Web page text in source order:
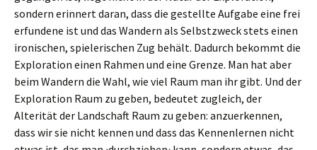
sondern erinnert daran, dass die gestellte Aufgabe eine frei
erfundene ist und das Wandern als Selbstzweck stets einen
ironischen, spielerischen Zug behält. Dadurch bekommt die
Exploration einen Rahmen und eine Grenze. Man hat aber
beim Wandern die Wahl, wie viel Raum man ihr gibt. Und der
Exploration Raum zu geben, bedeutet zugleich, der
Alterität der Landschaft Raum zu geben: anzuerkennen,
dass wir sie nicht kennen und dass das Kennenlernen nicht